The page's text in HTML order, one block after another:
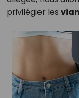
privilégier les